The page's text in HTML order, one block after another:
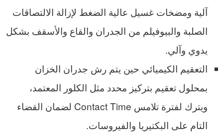
آلية ومضخات غسيل عالية الضغط لإزالة الالتصاقات
الصلبة والبيوفيلم من الجدران والقاع والأسقف بشكل
يدوي وآلي.
التعقيم الكيميائي حين يتم رش جدران الخزان
بمحلول تعقيم بتركيز محدد مثل الكلور المعتمد،
ويترك لفترة تلامس Contact Time لضمان القضاء
التام على البكتيريا والفيروسات.